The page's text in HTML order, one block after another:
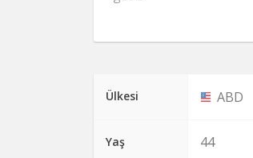
Ülkesi ABD
Yaş 44